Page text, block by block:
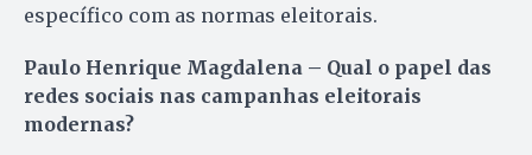
específico com as normas eleitorais.
Paulo Henrique Magdalena – Qual o papel das
redes sociais nas campanhas eleitorais
modernas?